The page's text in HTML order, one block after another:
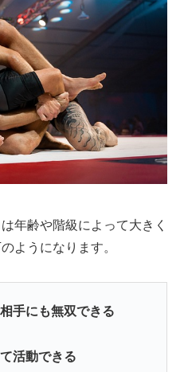
年齢や階級によって大きく
ようになります。
手にも無双できる
活動できる